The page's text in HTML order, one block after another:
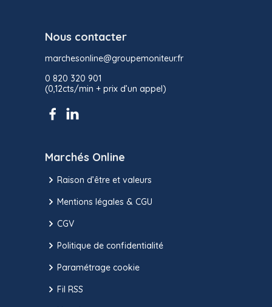
Nous contacter
marchesonline@groupemoniteur.fr
0 820 320 901
(0,12cts/min + prix d’un appel)
Marchés Online
Raison d’être et valeurs
Mentions légales & CGU
CGV
Politique de confidentialité
Paramétrage cookie
Fil RSS